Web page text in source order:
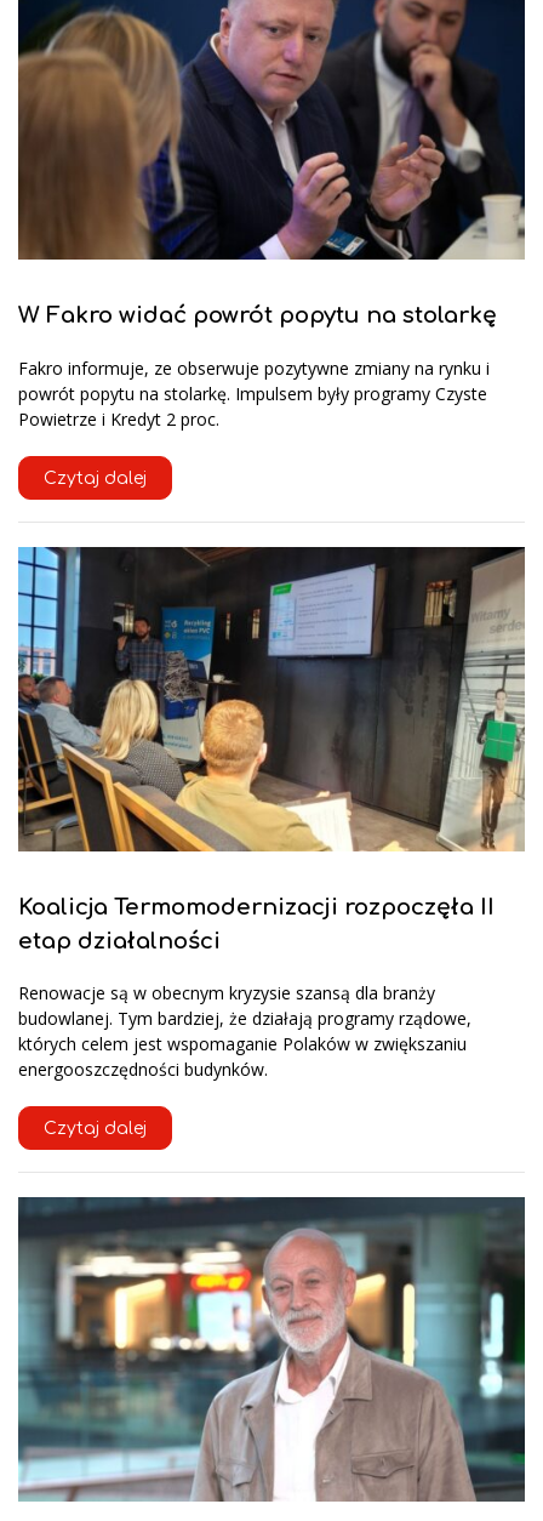
W Fakro widać powrót popytu na stolarkę
Fakro informuje, ze obserwuje pozytywne zmiany na rynku i
powrót popytu na stolarkę. Impulsem były programy Czyste
Powietrze i Kredyt 2 proc.
Czytaj dalej
Koalicja Termomodernizacji rozpoczęła II
etap działalności
Renowacje są w obecnym kryzysie szansą dla branży
budowlanej. Tym bardziej, że działają programy rządowe,
których celem jest wspomaganie Polaków w zwiększaniu
energooszczędności budynków.
Czytaj dalej